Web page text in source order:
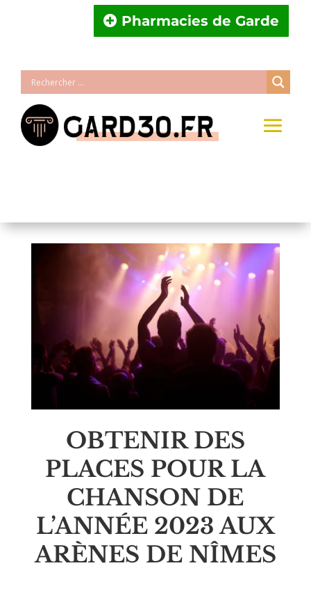
Pharmacies de Garde
OBTENIR DES
PLACES POUR LA
CHANSON DE
L’ANNÉE 2023 AUX
ARÈNES DE NÎMES